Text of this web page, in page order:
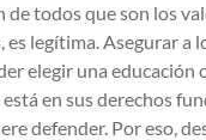
de todos que son los
legítima. Asegurar a
elegir una educación
en sus derechos
defender. Por eso,